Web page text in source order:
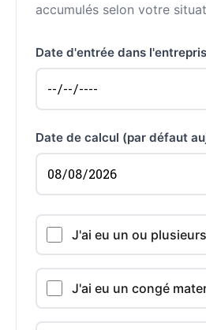
accumulés selon votre
Date d'entrée dans
Date de calcul (par défaut
J'ai eu un ou
J'ai eu un congé